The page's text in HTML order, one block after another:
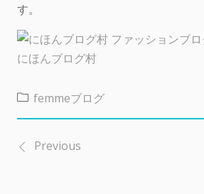
す。
にほんブログ村
femmeブログ
投Previous